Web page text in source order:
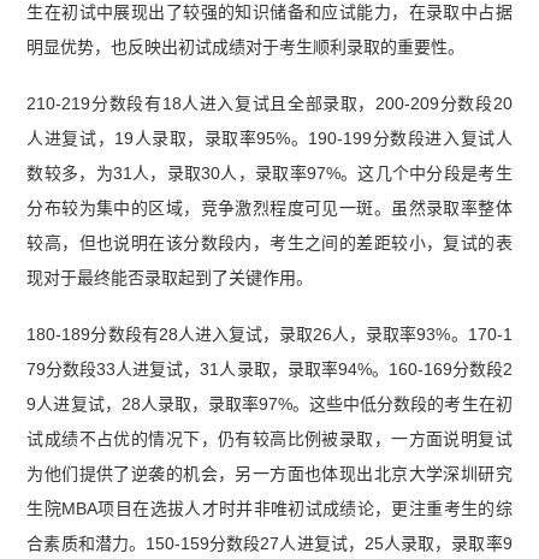
生在初试中展现出了较强的知识储备和应试能力，在录取中占据
明显优势，也反映出初试成绩对于考生顺利录取的重要性。
210-219分数段有18人进入复试且全部录取，200-209分数段20
人进复试，19人录取，录取率95%。190-199分数段进入复试人
数较多，为31人，录取30人，录取率97%。这几个中分段是考生
分布较为集中的区域，竞争激烈程度可见一斑。虽然录取率整体
较高，但也说明在该分数段内，考生之间的差距较小，复试的表
现对于最终能否录取起到了关键作用。
180-189分数段有28人进入复试，录取26人，录取率93%。170-1
79分数段33人进复试，31人录取，录取率94%。160-169分数段2
9人进复试，28人录取，录取率97%。这些中低分数段的考生在初
试成绩不占优的情况下，仍有较高比例被录取，一方面说明复试
为他们提供了逆袭的机会，另一方面也体现出北京大学深圳研究
生院MBA项目在选拔人才时并非唯初试成绩论，更注重考生的综
合素质和潜力。150-159分数段27人进复试，25人录取，录取率9